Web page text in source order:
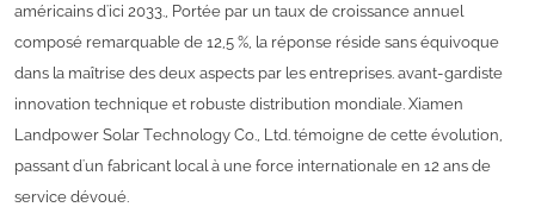
américains d'ici 2033. Portée par un taux de croissance annuel
composé remarquable de 12,5 %, la réponse réside sans équivoque
dans la maîtrise des deux aspects par les entreprises. avant-gardiste
innovation technique et robuste distribution mondiale. Xiamen
Landpower Solar Technology Co., Ltd. témoigne de cette évolution,
passant d'un fabricant local à une force internationale en 12 ans de
service dévoué.